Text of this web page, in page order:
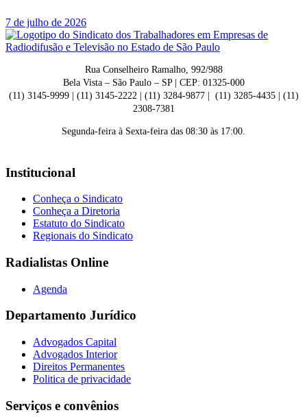
7 de julho de 2026
Rua Conselheiro Ramalho, 992/988
Bela Vista – São Paulo – SP | CEP: 01325-000
(11) 3145-9999 | (11) 3145-2222 | (11) 3284-9877 | (11) 3285-4435 | (11)
2308-7381
Segunda-feira à Sexta-feira das 08:30 às 17:00.
Institucional
Conheça o Sindicato
Conheça a Diretoria
Estatuto do Sindicato
Regionais do Sindicato
Radialistas Online
Agenda
Departamento Jurídico
Advogados Capital
Advogados Interior
Direitos Permanentes
Politica de privacidade
Serviços e convênios